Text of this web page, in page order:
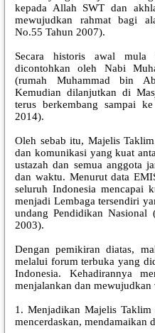
kepada Allah SWT dan
mewujudkan rahmat bagi
No.55 Tahun 2007).
Secara historis awal
dicontohkan oleh Nabi
(rumah Muhammad bin
Kemudian dilanjutkan di
terus berkembang sampai
2014).
Oleh sebab itu, Majelis
dan komunikasi yang kuat
ustazah dan semua anggota
dan waktu. Menurut data
seluruh Indonesia mencapai
menjadi Lembaga tersendiri
undang Pendidikan Nasional
2003).
Dengan pemikiran diatas,
melalui forum terbuka yang
Indonesia. Kehadirannya
menjalankan dan
1. Menjadikan Majelis Taklim
mencerdaskan, mendamaikan